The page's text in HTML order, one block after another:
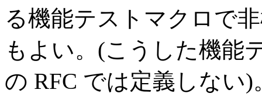
る機能テストマクロで
もよい。(こうした機能
の RFC では定義しない)